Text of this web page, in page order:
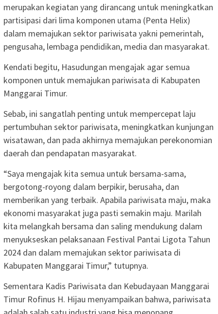
merupakan kegiatan yang dirancang untuk meningkatkan
partisipasi dari lima komponen utama (Penta Helix)
dalam memajukan sektor pariwisata yakni pemerintah,
pengusaha, lembaga pendidikan, media dan masyarakat.
Kendati begitu, Hasudungan mengajak agar semua
komponen untuk memajukan pariwisata di Kabupaten
Manggarai Timur.
Sebab, ini sangatlah penting untuk mempercepat laju
pertumbuhan sektor pariwisata, meningkatkan kunjungan
wisatawan, dan pada akhirnya memajukan perekonomian
daerah dan pendapatan masyarakat.
“Saya mengajak kita semua untuk bersama-sama,
bergotong-royong dalam berpikir, berusaha, dan
memberikan yang terbaik. Apabila pariwisata maju, maka
ekonomi masyarakat juga pasti semakin maju. Marilah
kita melangkah bersama dan saling mendukung dalam
menyukseskan pelaksanaan Festival Pantai Ligota Tahun
2024 dan dalam memajukan sektor pariwisata di
Kabupaten Manggarai Timur,” tutupnya.
Sementara Kadis Pariwisata dan Kebudayaan Manggarai
Timur Rofinus H. Hijau menyampaikan bahwa, pariwisata